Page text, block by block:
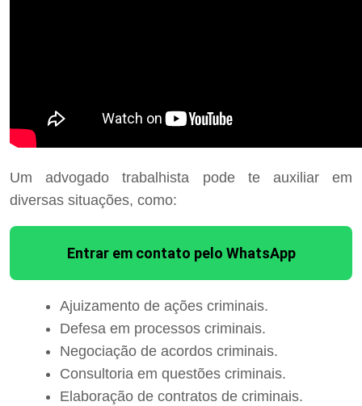
Um advogado trabalhista pode te auxiliar em
diversas situações, como:
Entrar em contato pelo WhatsApp
Ajuizamento de ações criminais.
Defesa em processos criminais.
Negociação de acordos criminais.
Consultoria em questões criminais.
Elaboração de contratos de criminais.